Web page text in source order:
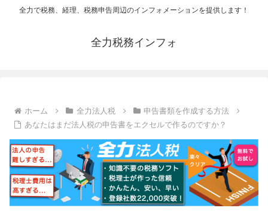
全力で税務、経理、税務申告周辺のインフォメーションを提供します！
全力税務インフォ
ホーム 全力法人税
申告書類を作成する方法
あなたはまだ法人税の申告書をエクセルで作るのですか？